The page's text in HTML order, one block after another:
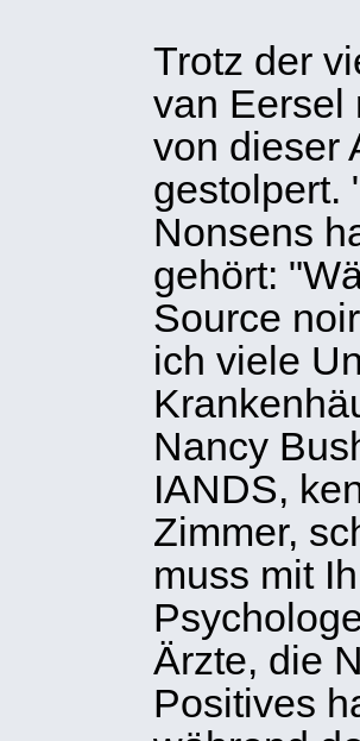
Trotz der
van Eersel
von dieser
gestolpert.
Nonsens
gehört:
Source
ich viele
Nancy
IANDS,
Zimmer,
muss mit
Ärzte, die
Positives